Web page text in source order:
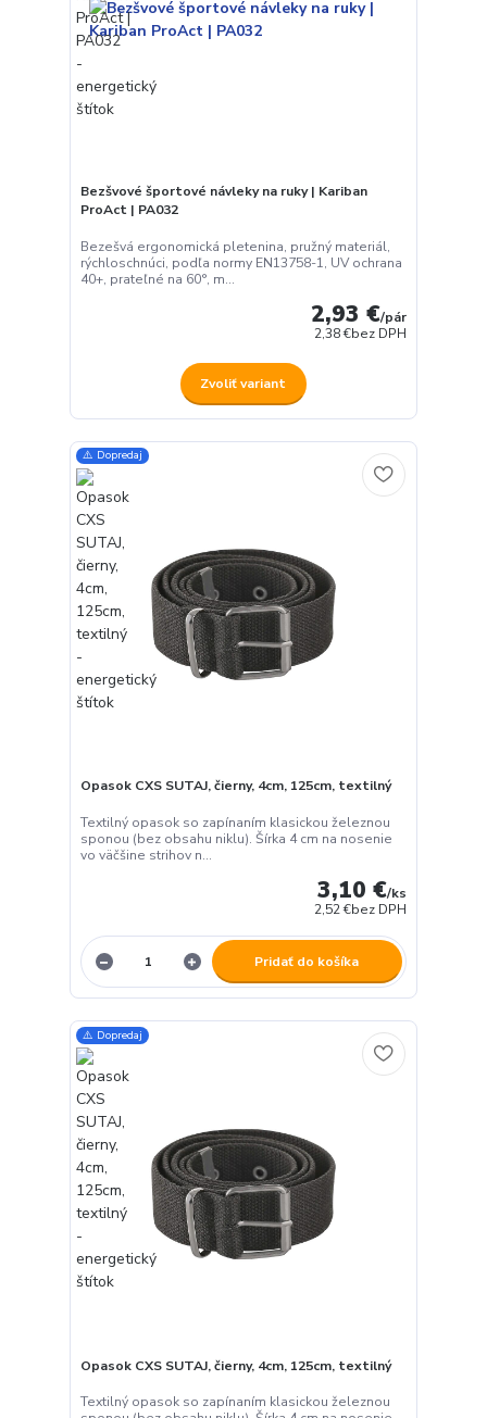
Bezšvové športové návleky na ruky | Kariban
ProAct | PA032
Bezešvá ergonomická pletenina, pružný materiál,
rýchloschnúci, podľa normy EN13758-1, UV ochrana
40+, prateľné na 60°, m...
2,93 €/pár
2,38 €bez DPH
Zvoliť variant
⚠️ Dopredaj
Opasok CXS SUTAJ, čierny, 4cm, 125cm, textilný
Textilný opasok so zapínaním klasickou železnou
sponou (bez obsahu niklu). Šírka 4 cm na nosenie
vo väčšine strihov n...
3,10 €/ks
2,52 €bez DPH
Pridať do košíka
⚠️ Dopredaj
Opasok CXS SUTAJ, čierny, 4cm, 125cm, textilný
Textilný opasok so zapínaním klasickou železnou